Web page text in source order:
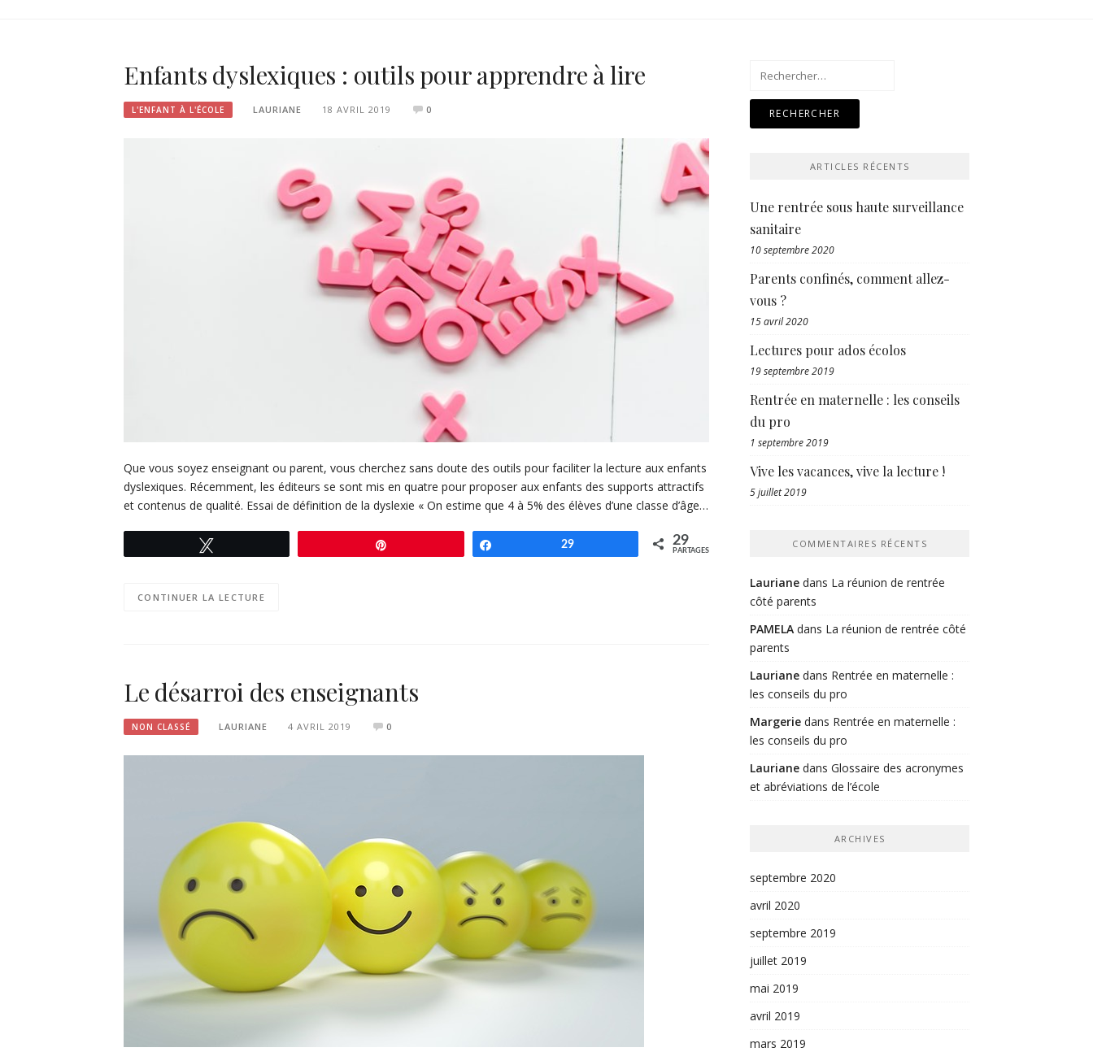
Enfants dyslexiques : outils pour apprendre à lire
L'ENFANT À L'ÉCOLE LAURIANE 18 AVRIL 2019 0
Que vous soyez enseignant ou parent, vous cherchez sans doute des outils pour faciliter la lecture aux enfants
dyslexiques. Récemment, les éditeurs se sont mis en quatre pour proposer aux enfants des supports attractifs
et contenus de qualité. Essai de définition de la dyslexie « On estime que 4 à 5% des élèves d’une classe d’âge…
29 29
PARTAGES
CONTINUER LA LECTURE
Le désarroi des enseignants
NON CLASSÉ LAURIANE 4 AVRIL 2019 0
Rechercher :
ARTICLES RÉCENTS
Une rentrée sous haute surveillance
sanitaire
10 septembre 2020
Parents confinés, comment allez-
vous ?
15 avril 2020
Lectures pour ados écolos
19 septembre 2019
Rentrée en maternelle : les conseils
du pro
1 septembre 2019
Vive les vacances, vive la lecture !
5 juillet 2019
COMMENTAIRES RÉCENTS
Lauriane dans La réunion de rentrée
côté parents
PAMELA dans La réunion de rentrée côté
parents
Lauriane dans Rentrée en maternelle :
les conseils du pro
Margerie dans Rentrée en maternelle :
les conseils du pro
Lauriane dans Glossaire des acronymes
et abréviations de l’école
ARCHIVES
septembre 2020
avril 2020
septembre 2019
juillet 2019
mai 2019
avril 2019
mars 2019